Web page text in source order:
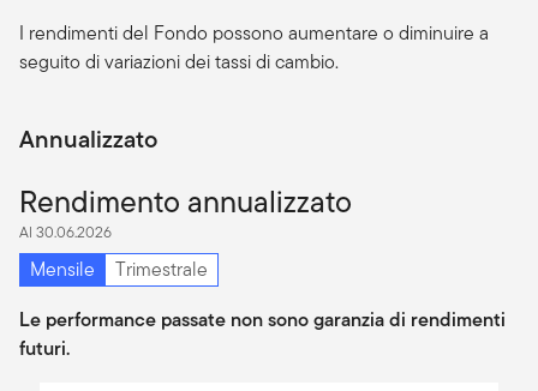
I rendimenti del Fondo possono aumentare o diminuire a
seguito di variazioni dei tassi di cambio.
Annualizzato
Rendimento annualizzato
Al 30.06.2026
Mensile
Trimestrale
Le performance passate non sono garanzia di rendimenti
futuri.